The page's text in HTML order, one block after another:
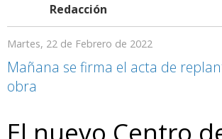
Redacción
Martes, 22 de Febrero de 2022
Mañana se firma el acta de
obra
El nuevo Centro